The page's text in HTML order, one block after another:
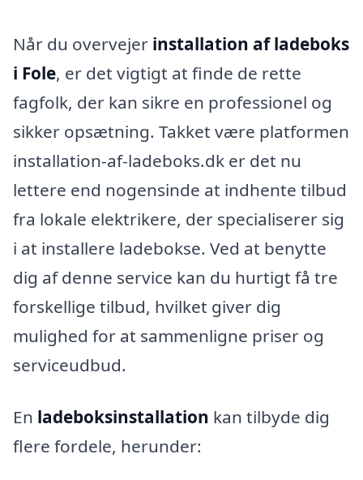
Når du overvejer installation af ladeboks
i Fole, er det vigtigt at finde de rette
fagfolk, der kan sikre en professionel og
sikker opsætning. Takket være platformen
installation-af-ladeboks.dk er det nu
lettere end nogensinde at indhente tilbud
fra lokale elektrikere, der specialiserer sig
i at installere ladebokse. Ved at benytte
dig af denne service kan du hurtigt få tre
forskellige tilbud, hvilket giver dig
mulighed for at sammenligne priser og
serviceudbud.
En ladeboksinstallation kan tilbyde dig
flere fordele, herunder: